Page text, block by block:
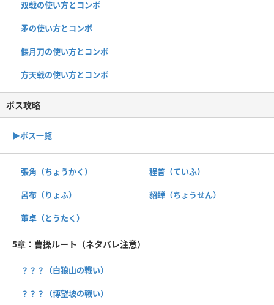
双戟の使い方とコンボ
矛の使い方とコンボ
偃月刀の使い方とコンボ
方天戟の使い方とコンボ
ボス攻略
▶︎ボス一覧
張角（ちょうかく） 程普（ていふ）
呂布（りょふ） 貂蝉（ちょうせん）
董卓（とうたく）
5章：曹操ルート（ネタバレ注意）
？？？（白狼山の戦い）
？？？（博望坡の戦い）